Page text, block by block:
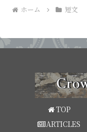
ホーム 短文
TOP
ARTICLES